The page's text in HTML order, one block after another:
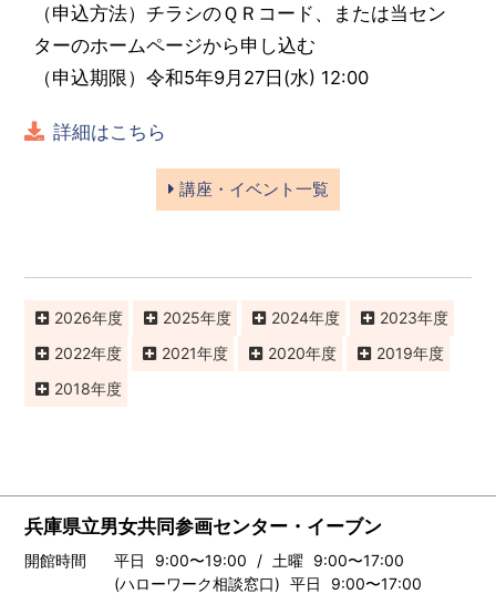
（申込方法）チラシのＱＲコード、または当セン
ターのホームページから申し込む
（申込期限）令和5年9月27日(水) 12:00
詳細はこちら
講座・イベント一覧
2026 2025 2024
2023
2022
2021 2020
2019
2018
兵庫県立男女共同参画センター・イーブン
開館時間
平日 9:00〜19:00 / 土曜 9:00〜17:00
(ハローワーク相談窓口) 平日 9:00〜17:00